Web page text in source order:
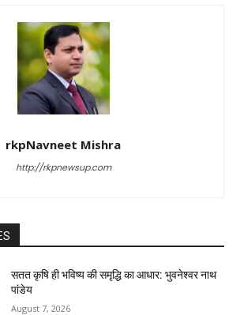
rkpNavneet Mishra
http://rkpnewsup.com
सतत कृषि ही भविष्य की समृद्धि का आधार: भुवनेश्वर नाथ
पांडेय
August 7, 2026